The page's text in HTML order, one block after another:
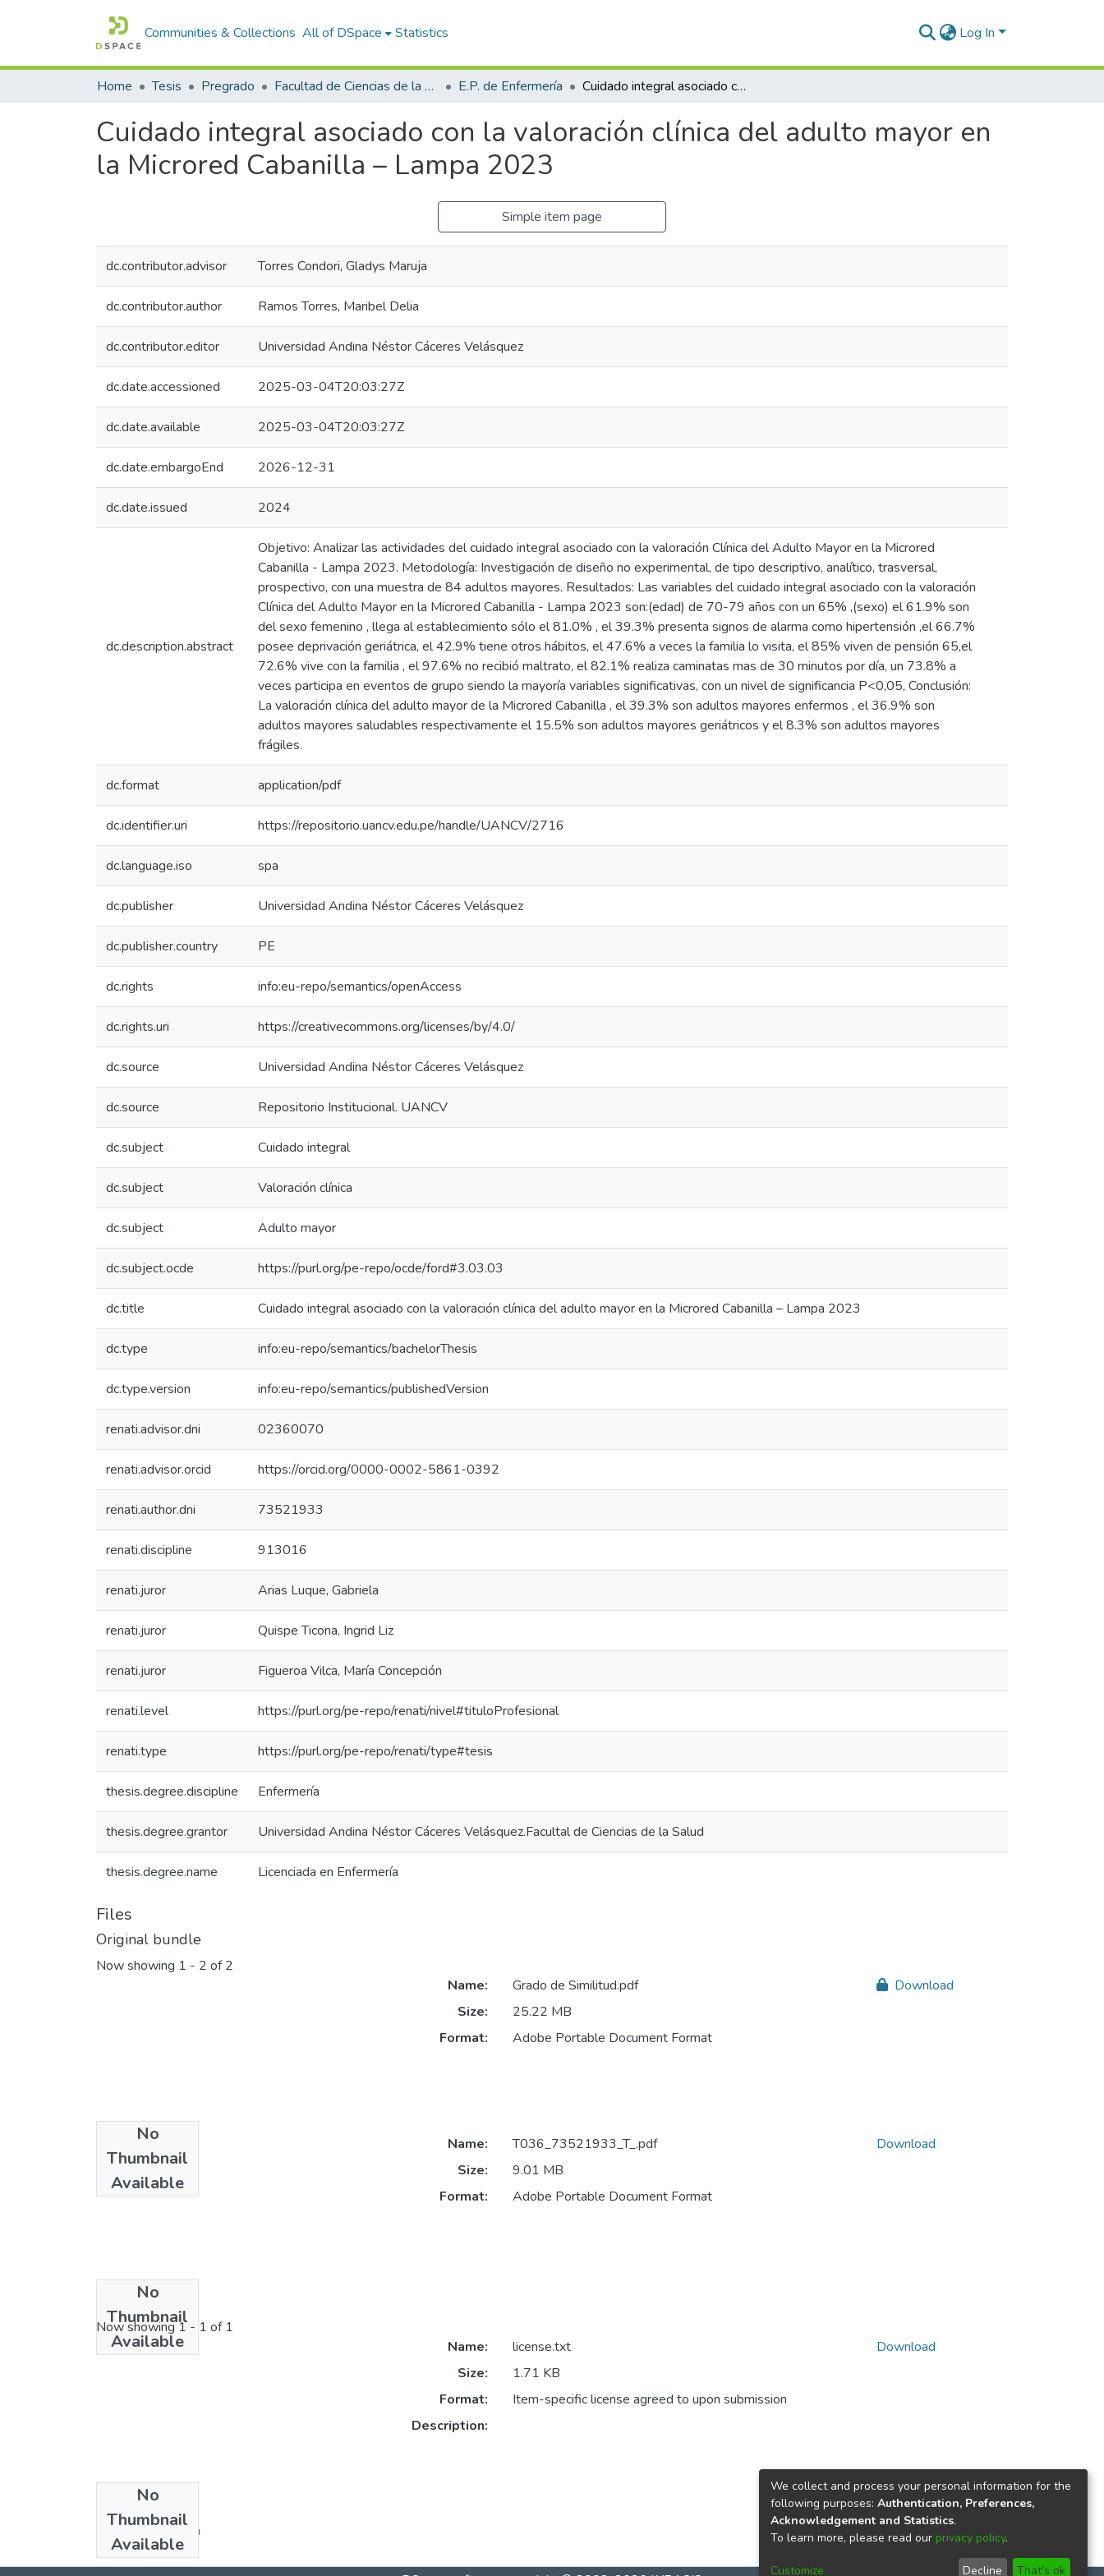
Communities & Collections All of DSpace Statistics Log In
Home Tesis Pregrado Facultad de Ciencias de la Salud E.P. de Enfermería Cuidado integral asociado con la valoración clínica del adulto mayor en la Microred Cabanilla – Lampa 2023
Cuidado integral asociado con la valoración clínica del adulto mayor en
la Microred Cabanilla – Lampa 2023
Simple item page
dc.contributor.advisor Torres Condori, Gladys Maruja
dc.contributor.author Ramos Torres, Maribel Delia
dc.contributor.editor Universidad Andina Néstor Cáceres Velásquez
dc.date.accessioned 2025-03-04T20:03:27Z
dc.date.available 2025-03-04T20:03:27Z
dc.date.embargoEnd 2026-12-31
dc.date.issued 2024
dc.description.abstract
Objetivo: Analizar las actividades del cuidado integral asociado con la valoración Clínica del Adulto Mayor en la Microred
Cabanilla - Lampa 2023. Metodología: Investigación de diseño no experimental, de tipo descriptivo, analítico, trasversal,
prospectivo, con una muestra de 84 adultos mayores. Resultados: Las variables del cuidado integral asociado con la valoración
Clínica del Adulto Mayor en la Microred Cabanilla - Lampa 2023 son:(edad) de 70-79 años con un 65% ,(sexo) el 61.9% son
del sexo femenino , llega al establecimiento sólo el 81.0% , el 39.3% presenta signos de alarma como hipertensión ,el 66.7%
posee deprivación geriátrica, el 42.9% tiene otros hábitos, el 47.6% a veces la familia lo visita, el 85% viven de pensión 65,el
72.6% vive con la familia , el 97.6% no recibió maltrato, el 82.1% realiza caminatas mas de 30 minutos por día, un 73.8% a
veces participa en eventos de grupo siendo la mayoría variables significativas, con un nivel de significancia P<0,05, Conclusión:
La valoración clínica del adulto mayor de la Microred Cabanilla , el 39.3% son adultos mayores enfermos , el 36.9% son
adultos mayores saludables respectivamente el 15.5% son adultos mayores geriátricos y el 8.3% son adultos mayores
frágiles.
dc.format application/pdf
dc.identifier.uri https://repositorio.uancv.edu.pe/handle/UANCV/2716
dc.language.iso spa
dc.publisher Universidad Andina Néstor Cáceres Velásquez
dc.publisher.country PE
dc.rights info:eu-repo/semantics/openAccess
dc.rights.uri https://creativecommons.org/licenses/by/4.0/
dc.source Universidad Andina Néstor Cáceres Velásquez
dc.source Repositorio Institucional. UANCV
dc.subject Cuidado integral
dc.subject Valoración clínica
dc.subject Adulto mayor
dc.subject.ocde https://purl.org/pe-repo/ocde/ford#3.03.03
dc.title Cuidado integral asociado con la valoración clínica del adulto mayor en la Microred Cabanilla – Lampa 2023
dc.type info:eu-repo/semantics/bachelorThesis
dc.type.version info:eu-repo/semantics/publishedVersion
renati.advisor.dni 02360070
renati.advisor.orcid https://orcid.org/0000-0002-5861-0392
renati.author.dni 73521933
renati.discipline 913016
renati.juror Arias Luque, Gabriela
renati.juror Quispe Ticona, Ingrid Liz
renati.juror Figueroa Vilca, María Concepción
renati.level https://purl.org/pe-repo/renati/nivel#tituloProfesional
renati.type https://purl.org/pe-repo/renati/type#tesis
thesis.degree.discipline Enfermería
thesis.degree.grantor Universidad Andina Néstor Cáceres Velásquez.Facultal de Ciencias de la Salud
thesis.degree.name Licenciada en Enfermería
Files
Original bundle
Now showing 1 - 2 of 2
No
Thumbnail
Available
Name:
Grado de Similitud.pdf
Size:
25.22 MB
Format:
Adobe Portable Document Format
Download
No
Thumbnail
Available
Name:
T036_73521933_T_.pdf
Size:
9.01 MB
Format:
Adobe Portable Document Format
Download
License bundle
Now showing1 - 1 of 1
No
Thumbnail
Available
Name:
license.txt
Size:
1.71 KB
Format:
Item-specific license agreed to upon submission
Description:
Download
Collections
E.P. de Enfermería
We collect and process your personal information for the
following purposes: Authentication, Preferences,
Acknowledgement and Statistics.
To learn more, please read our privacy policy.
Customize Decline That's ok